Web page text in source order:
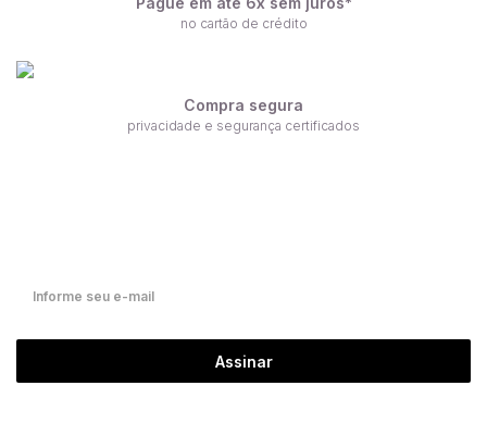
no cartão de crédito
Compra segura
privacidade e segurança certificados
Assinar